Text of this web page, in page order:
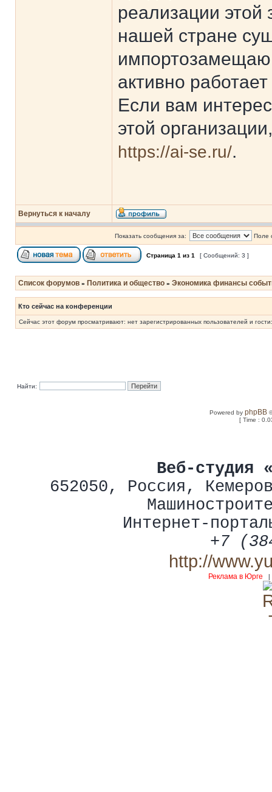
реализации этой
нашей стране
активно
Если вам
этой
https://ai-se.ru/.
Вернуться к началу
Показать сообщения за: Поле
Страница 1 из 1 [ Сообщений: 3 ]
Список форумов » Политика и общество » Экономика финансы
Кто сейчас на конференции
Сейчас этот форум просматривают: нет зарегистрированных пользователей и
Найти:
Powered byphpBB
[ Time :
Веб-студия
652050, Россия ,
Интернет-
+7
http://
Реклама в Юрге